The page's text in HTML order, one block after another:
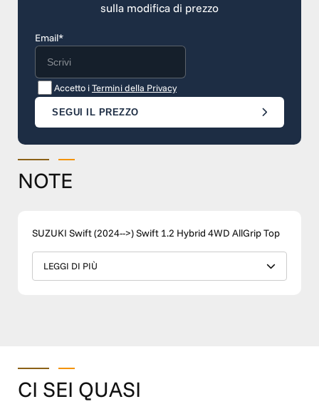
sulla modifica di prezzo
Email*
Accetto iTermini della Privacy
SEGUI IL PREZZO
NOTE
SUZUKI Swift (2024-->) Swift 1.2 Hybrid 4WD AllGrip Top
LEGGI DI PIÙ
CI SEI QUASI